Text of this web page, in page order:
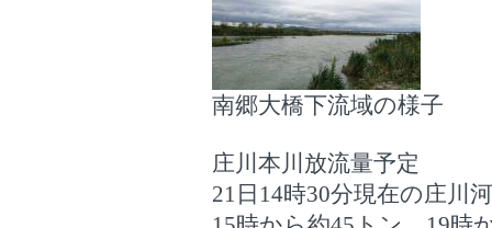
南郷大橋下流域の様子
庄川本川放流量予定
21日14時30分現在の庄川